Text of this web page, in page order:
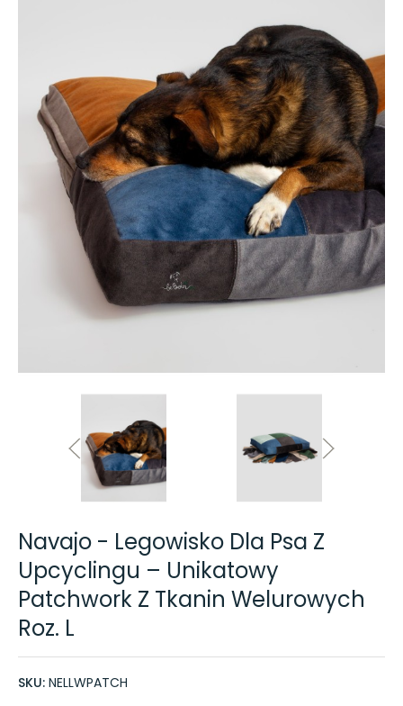
Navajo - Legowisko Dla Psa Z
Upcyclingu – Unikatowy
Patchwork Z Tkanin Welurowych
Roz. L
SKU: NELLWPATCH